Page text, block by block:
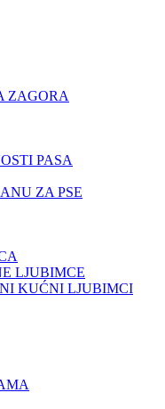
ZAGORA
PASA
ZA PSE
LJUBIMCE
KUĆNI LJUBIMCI